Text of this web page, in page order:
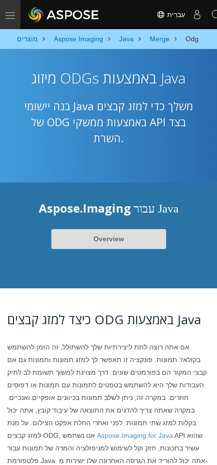
Toggle navigation עִברִית
מוצרים Aspose.Imaging Java Merge Odg
מיזוג ODGs באמצעות Java
בנה יישומי Java משלך כדי למזג קבצים
של ODG באמצעות ממשקי API בצד
השרת.
Aspose.Imaging עבור Java
Overview
כיצד למזג קבצים ODG באמצעות Java
אם אתה רוצה לתת ליצירתיות שלך להשתולל, זה הזמן להשתמש
בקולאז’ תמונות. פונקציה זו תאפשר לך למזג תמונות ותמונות גם אם
קבצי המקור הם בפורמטים שונים. דרך מצוינת למשוך תשומת לב לתיק
העבודות שלך היא להשתמש בטפטים לתמונות עם תמונות או דפוסים
חוזרים. במקרה זה, ניתן לשלב תמונות בכיוונים אופקיים ואנכיים.
במקרה שאתה צריך להדגים את התוצאה של עיבוד קובץ, אתה יכול
בקלות למזג שתי תמונות: לפני ואחרי החלת אפקט הצילום. על מנת
Aspose.Imaging for Java API שהוא
עשיר בתכונות, חזק וקל לשימוש למניפולציה והמרה של תמונות עבור
פלטפורמת Java. אתה יכול להוריד את הגרסה האחרונה שלו ישירות מ-